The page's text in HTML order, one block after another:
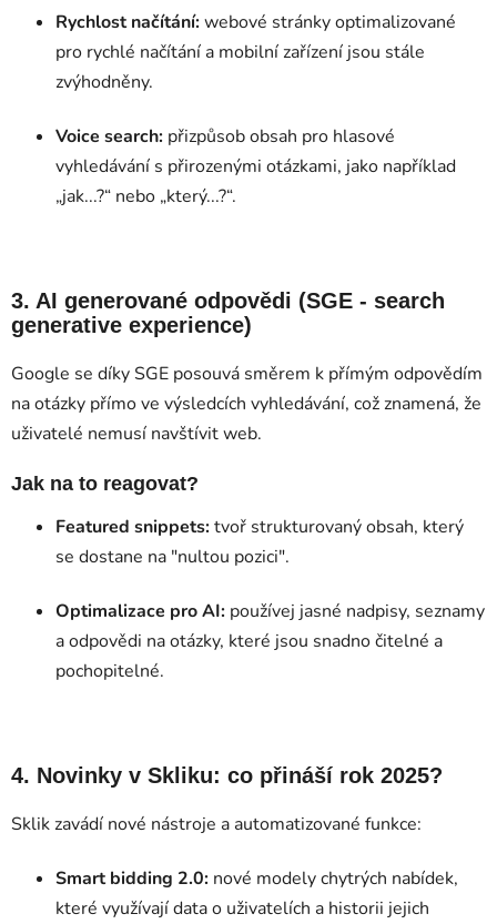
Rychlost načítání:webové stránky optimalizované
pro rychlé načítání a mobilní zařízení jsou stále
zvýhodněny.
Voice search: přizpůsob obsah pro hlasové
vyhledávání s přirozenými otázkami, jako například
„jak...?“ nebo „který...?“.
3. AI generované odpovědi (SGE - search
generative experience)
Google se díky SGE posouvá směrem k přímým odpovědím
na otázky přímo ve výsledcích vyhledávání, což znamená, že
uživatelé nemusí navštívit web.
Jak na to reagovat?
Featured snippets:tvoř strukturovaný obsah, který
se dostane na "nultou pozici".
Optimalizace pro AI: používej jasné nadpisy, seznamy
a odpovědi na otázky, které jsou snadno čitelné a
pochopitelné.
4. Novinky v Skliku: co přináší rok 2025?
Sklik zavádí nové nástroje a automatizované funkce:
Smart bidding 2.0: nové modely chytrých nabídek,
které využívají data o uživatelích a historii jejich